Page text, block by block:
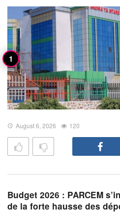
August 6, 2026 120
Budget 2026 : PARCEM
de la forte hausse des